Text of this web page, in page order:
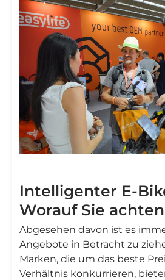
Intelligenter E-
Worauf Sie
Abgesehen davon ist es
Angebote in Betracht zu
Marken, die um das beste
Verhältnis konkurrieren,